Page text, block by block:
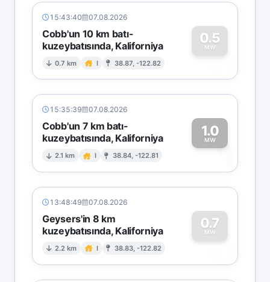
15:43:40 07.08.2026
Cobb'un 10 km batı-
kuzeybatısında, Kaliforniya
0.7 km I 38.87, -122.82
0.5
MW
0
15:35:39 07.08.2026
Cobb'un 7 km batı-
kuzeybatısında, Kaliforniya
2.1 km I 38.84, -122.81
1.0
MW1
13:48:49 07.08.2026
Geysers'in 8 km
kuzeybatısında, Kaliforniya
2.2 km I 38.83, -122.82
0.7
MW
0